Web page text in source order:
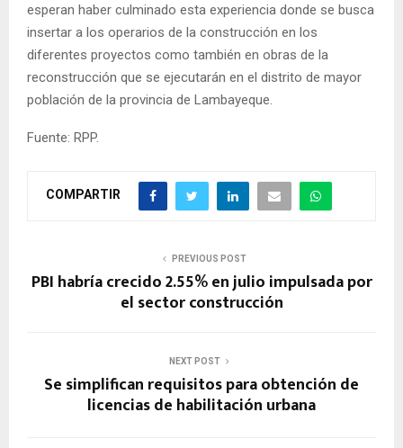
esperan haber culminado esta experiencia donde se busca
insertar a los operarios de la construcción en los
diferentes proyectos como también en obras de la
reconstrucción que se ejecutarán en el distrito de mayor
población de la provincia de Lambayeque.
Fuente: RPP.
COMPARTIR
PREVIOUS POST
PBI habría crecido 2.55% en julio impulsada por
el sector construcción
NEXT POST
Se simplifican requisitos para obtención de
licencias de habilitación urbana